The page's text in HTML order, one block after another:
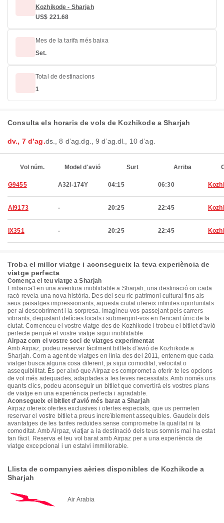
Kozhikode - Sharjah
US$ 221.68
Mes de la tarifa més baixa
Set.
Total de destinacions
1
Consulta els horaris de vols de Kozhikode a Sharjah
dv., 7 d’ag.ds., 8 d’ag.dg., 9 d’ag.dl., 10 d’ag.
Vol núm. Model d'avió Surt Arriba
G9455 A32I-174Y 04:15 06:30
AI9173 - 20:25 22:45
IX351 - 20:25 22:45
Troba el millor viatge i aconsegueix la teva experiència de
viatge perfecta
Comença el teu viatge a Sharjah
Embarca't en una aventura inoblidable a Sharjah, una destinació on cada
racó revela una nova història. Des del seu ric patrimoni cultural fins als
seus paisatges impressionants, aquesta ciutat ofereix infinites oportunitats
per al descobriment i la sorpresa. Imagineu-vos passejant pels carrers
vibrants, degustant delícies locals i submergint-vos en l'encant únic de la
ciutat. Comenceu el vostre viatge des de Kozhikode i trobeu el bitllet d'avió
perfecte perquè el vostre viatge sigui inoblidable.
Airpaz com el vostre soci de viatges experimentat
Amb Airpaz, podeu reservar fàcilment bitllets d'avió de Kozhikode a
Sharjah. Com a agent de viatges en línia des del 2011, entenem que cada
viatger busca alguna cosa diferent, ja sigui comoditat, velocitat o
assequibilitat. És per això que Airpaz es compromet a oferir-te les opcions
de vol més adequades, adaptades a les teves necessitats. Amb només uns
quants clics, podeu aconseguir un bitllet que convertirà els vostres plans
de viatge en una experiència perfecta i agradable.
Aconsegueix el bitllet d'avió més barat a Sharjah
Airpaz ofereix ofertes exclusives i ofertes especials, que us permeten
reservar el vostre bitllet a preus increïblement assequibles. Gaudeix dels
avantatges de les tarifes reduïdes sense comprometre la qualitat ni la
comoditat. Amb Airpaz, viatjar a la destinació dels teus somnis mai ha estat
tan fàcil. Reserva el teu vol barat amb Airpaz per a una experiència de
viatge excepcional i un estalvi immillorable.
Llista de companyies aèries disponibles de Kozhikode a
Sharjah
Air Arabia